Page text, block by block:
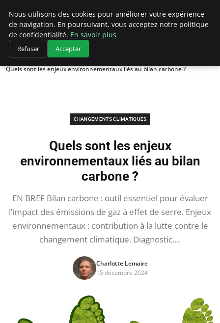
Climategatecountryclub.com
Accueil
Changements climatiques
Quels sont les enjeux environnementaux liés au bilan carbone ?
CHANGEMENTS CLIMATIQUES
Quels sont les enjeux
environnementaux liés au bilan
carbone ?
EN BREF Bilan carbone : outil essentiel pour évaluer
l’impact des émissions de gaz à effet de serre. Enjeux
environnementaux : contribution à la lutte contre le
changement climatique. Diagnostic….
Charlotte Lemaire
15 décembre 2024
Nous utilisons des cookies pour améliorer votre expérience
de navigation. En poursuivant, vous acceptez notre politique
de confidentialité. En savoir plus
Refuser Accepter